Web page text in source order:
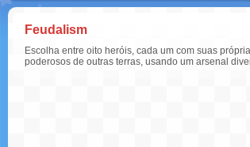
Feudalism
Escolha entre oito heróis, cada um com suas
poderosos de outras terras, usando um arsenal